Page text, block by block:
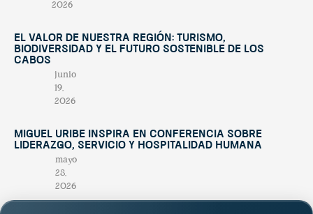
2026
El valor de nuestra región: turismo,
biodiversidad y el futuro sostenible de Los
Cabos
junio
19,
2026
Miguel Uribe inspira en conferencia sobre
liderazgo, servicio y hospitalidad humana
mayo
28,
2026